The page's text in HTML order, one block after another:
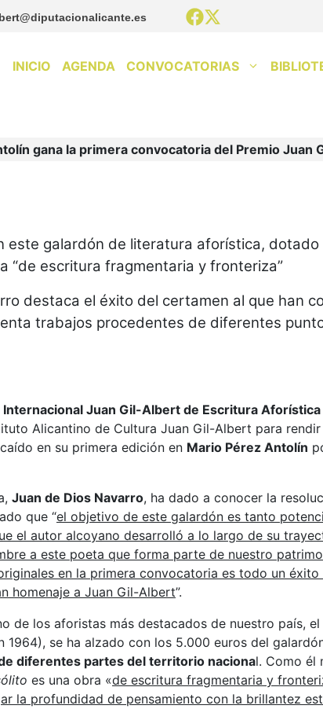
INICIO AGENDA CONVOCATORIAS
gana la primera convocatoria del Premio
este galardón de literatura aforística, dotado
“de escritura fragmentaria y fronteriza”
destaca el éxito del certamen al que han
trabajos procedentes de diferentes
Internacional Juan Gil-Albert de Escritura Aforística
Alicantino de Cultura Juan Gil-Albert para rendir
en su primera edición en Mario Pérez Antolín
Juan de Dios Navarro, ha dado a conocer la
que “el objetivo de este galardón es tanto
el autor alcoyano desarrolló a lo largo de su
a este poeta que forma parte de nuestro
en la primera convocatoria es todo un éxito
homenaje a Juan Gil-Albert”.
de los aforistas más destacados de nuestro país,
1964), se ha alzado con los 5.000 euros del
diferentes partes del territorio nacional. Como él
es una obra «de escritura fragmentaria y
la profundidad de pensamiento con la brillantez